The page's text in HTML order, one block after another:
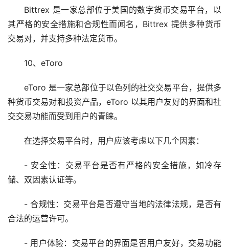
Bittrex 是一家总部位于美国的数字货币交易平台，以
其严格的安全措施和合规性而闻名，Bittrex 提供多种货币
交易对，并支持多种法定货币。
10、eToro
eToro 是一家总部位于以色列的社交交易平台，提供多
种货币交易对和投资产品，eToro 以其用户友好的界面和社
交交易功能而受到用户的青睐。
在选择交易平台时，用户应该考虑以下几个因素：
- 安全性：交易平台是否有严格的安全措施，如冷存
储、双因素认证等。
- 合规性：交易平台是否遵守当地的法律法规，是否有
合法的运营许可。
- 用户体验：交易平台的界面是否用户友好，交易功能